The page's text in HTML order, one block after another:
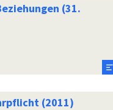
(31.
(2011)